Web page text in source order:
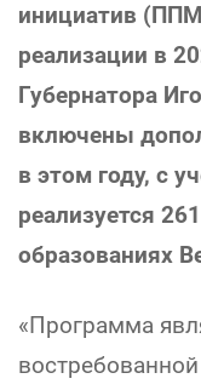
инициатив
реализации в
Губернатора
включены
в этом году, с
реализуется
образованиях
«Программа